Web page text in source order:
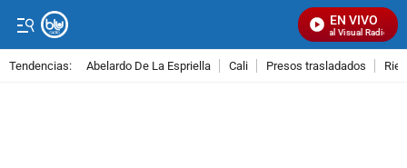
EN VIVO
Señal Visual Radio
Tendencias: Abelardo De La Espriella Cali Presos trasladados